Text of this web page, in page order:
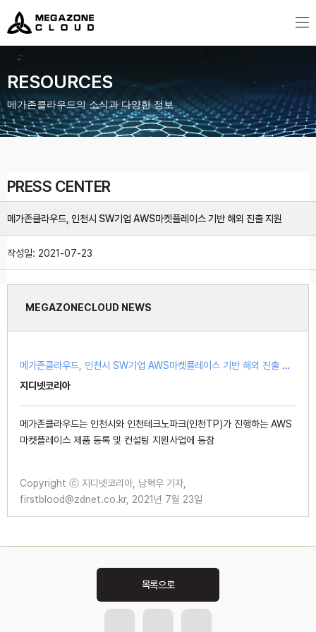
MegazoneCloud
디지털 전문 기업, 메가존클라우드
RESOURCES
메가존클라우드의 소식과 다양한 정보
PRESS CENTER
메가존클라우드, 인천시 SW기업 AWS마켓플레이스 기반 해외 진출 지원
작성일: 2021-07-23
MEGAZONECLOUD NEWS
메가존클라우드, 인천시 SW기업 AWS마켓플레이스 기반 해외 진출 지원
지디넷코리아
메가존클라우드는 인천시와 인천테크노파크(인천TP)가 진행하는 AWS
마켓플레이스 제품 등록 및 컨설팅 지원사업에 동참
Copyright ⓒ 지디넷코리아, 남혁우 기자,
firstblood@zdnet.co.kr, 2021년 7월 23일